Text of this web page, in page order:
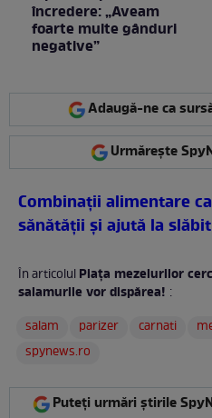
încredere: „Aveam
foarte multe gânduri
negative”
Adaugă-ne ca
Urmărește
Combinaţii alimentare
sănătăţii şi ajută la
În articolulPiața mezelurilor
salamurile vor dispărea! :
salam
parizer carnati
spynews.ro
Puteți urmări știrile